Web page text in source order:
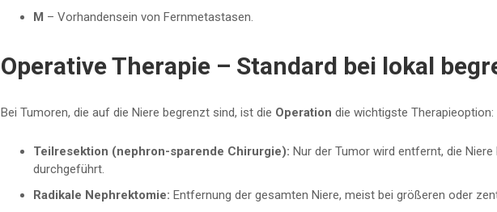
M – Vorhandensein von Fernmetastasen.
Operative Therapie – Standard bei lokal
Bei Tumoren, die auf die Niere begrenzt sind, ist die Operation die wichtigste Therapieoption:
Teilresektion (nephron-sparende Chirurgie): Nur der Tumor wird entfernt, die
durchgeführt.
Radikale Nephrektomie: Entfernung der gesamten Niere, meist bei größeren oder